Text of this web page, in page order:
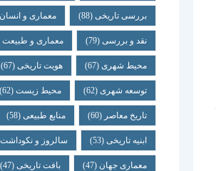
بررسی تاریخی(88) معماری و انسان
نقد و بررسی(79) معماری و طبیعت
محیط شهری(67) هویت تاریخی(67)
توسعه شهری(62) محیط زیست(62)
تاریخ معاصر (60) منابع طبیعی(58)
ابنیه تاریخی(53) سالروز و نکوداشت
معماری جهان (47) بافت تاریخی(47)